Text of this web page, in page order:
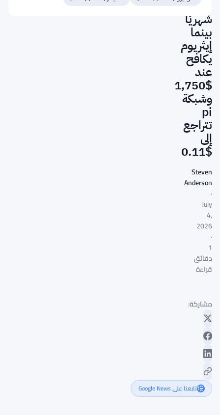
11%
شهريًا
بينما
إيثريوم
يكافح
عند
$1,750
وشبكة
pi
تتراجع
إلى
$0.11
Steven
Anderson
·
July
4,
2026
·
1
دقائق
قراءة
مشاركة:
تابعنا على Google News